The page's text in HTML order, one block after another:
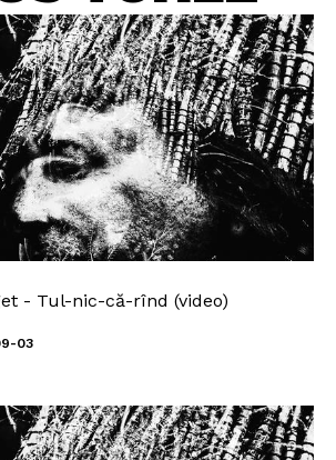
- Tul-nic-că-rînd (video)
03